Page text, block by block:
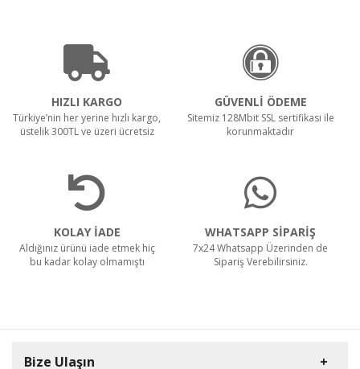
HIZLI KARGO
Türkiye’nin her yerine hızlı kargo,
üstelik 300TL ve üzeri ücretsiz
GÜVENLİ ÖDEME
Sitemiz 128Mbit SSL sertifikası ile
korunmaktadır
KOLAY İADE
Aldığınız ürünü iade etmek hiç
bu kadar kolay olmamıştı
WHATSAPP SİPARİŞ
7x24 Whatsapp Üzerinden de
Sipariş Verebilirsiniz.
Bize Ulaşın